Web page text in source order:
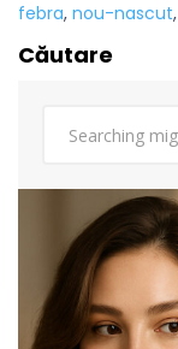
febra, nou-nascut,
Căutare